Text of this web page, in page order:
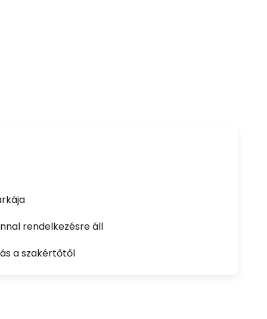
rendelkezésre áll
a szakértőtől